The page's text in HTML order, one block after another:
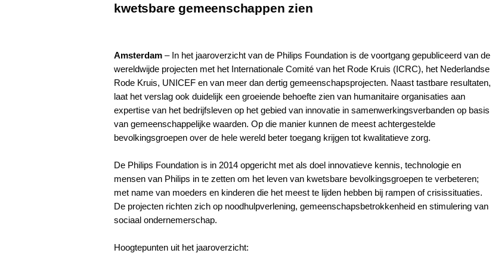
kwetsbare gemeenschappen zien
Amsterdam – In het jaaroverzicht van de Philips Foundation is de voortgang gepubliceerd van de
wereldwijde projecten met het Internationale Comité van het Rode Kruis (ICRC), het Nederlandse
Rode Kruis, UNICEF en van meer dan dertig gemeenschapsprojecten. Naast tastbare resultaten,
laat het verslag ook duidelijk een groeiende behoefte zien van humanitaire organisaties aan
expertise van het bedrijfsleven op het gebied van innovatie in samenwerkingsverbanden op basis
van gemeenschappelijke waarden. Op die manier kunnen de meest achtergestelde
bevolkingsgroepen over de hele wereld beter toegang krijgen tot kwalitatieve zorg.
De Philips Foundation is in 2014 opgericht met als doel innovatieve kennis, technologie en
mensen van Philips in te zetten om het leven van kwetsbare bevolkingsgroepen te verbeteren;
met name van moeders en kinderen die het meest te lijden hebben bij rampen of crisissituaties.
De projecten richten zich op noodhulpverlening, gemeenschapsbetrokkenheid en stimulering van
sociaal ondernemerschap.
Hoogtepunten uit het jaaroverzicht: